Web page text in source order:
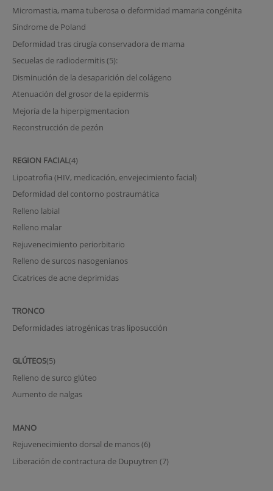
Micromastia, mama tuberosa o deformidad mamaria congénita
Síndrome de Poland
Deformidad tras cirugía conservadora de mama
Secuelas de radiodermitis (5):
Disminución de la desaparición del colágeno
Atenuación del grosor de la epidermis
Mejoría de la hiperpigmentacion
Reconstrucción de pezón
REGION FACIAL(4)
Lipoatrofia (HIV, medicación, envejecimiento facial)
Deformidad del contorno postraumática
Relleno labial
Relleno malar
Rejuvenecimiento periorbitario
Relleno de surcos nasogenianos
Cicatrices de acne deprimidas
TRONCO
Deformidades iatrogénicas tras liposucción
GLÚTEOS(5)
Relleno de surco glúteo
Aumento de nalgas
MANO
Rejuvenecimiento dorsal de manos (6)
Liberación de contractura de Dupuytren (7)